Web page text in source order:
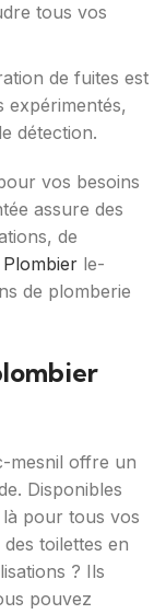
tous vos
de fuites est
expérimentés,
détection.
vos besoins
assure des
de
Plombier le-
de plomberie
mesnil offre un
Disponibles
pour tous vos
des toilettes en
? Ils
pouvez